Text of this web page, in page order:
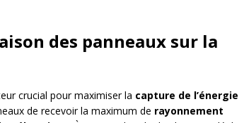
des panneaux sur la
crucial pour maximiser la capture de l’énergie
de recevoir la maximum de rayonnement